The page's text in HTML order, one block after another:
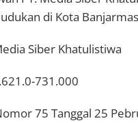
di Kota
Siber Khatulistiwa
731.000
75 Tanggal 25